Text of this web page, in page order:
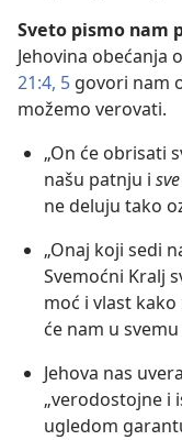
Sveto pismo nam
Jehovina obećanja
21:4, 5 govori nam
možemo verovati.
„On će obrisati
našu patnju i sve
ne deluju tako
„Onaj koji sedi
Svemoćni Kralj
moć i vlast
će nam u
Jehova nas
„verodostojne i
ugledom